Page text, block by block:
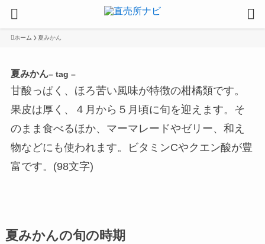
ホーム 夏みかん
夏みかん– tag –
甘酸っぱく、ほろ苦い風味が特徴の柑橘類です。
果皮は厚く、４月から５月頃に旬を迎えます。そ
のまま食べるほか、マーマレードやゼリー、和え
物などにも使われます。ビタミンCやクエン酸が豊
富です。(98文字)
夏みかんの旬の時期